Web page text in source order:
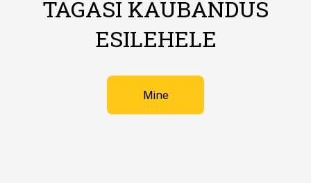
TAGASI KAUBANDUS
ESILEHELE
Mine